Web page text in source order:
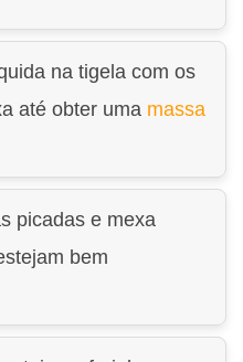
na tigela com os
até obter uma massa
picadas e mexa
bem